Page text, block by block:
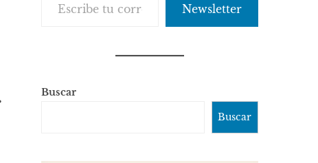
Newsletter
Buscar
Buscar